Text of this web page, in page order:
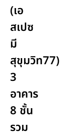
(เอ
สเปซ
มี
สุขุมวิท77)
3
อาคาร
8 ชั้น
รวม